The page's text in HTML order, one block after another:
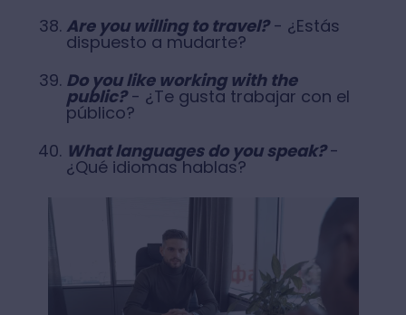
Are you willing to travel?- ¿Estás
dispuesto a mudarte?
Do you like working with the
public?- ¿Te gusta trabajar con el
público?
What languages do you speak?-
¿Qué idiomas hablas?